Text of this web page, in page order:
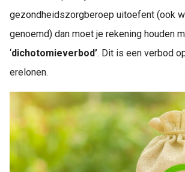
gezondheidszorgberoep uitoefent (ook
genoemd) dan moet je rekening houden
‘dichotomieverbod’. Dit is een verbod
erelonen.
gebruikt
te
de
van